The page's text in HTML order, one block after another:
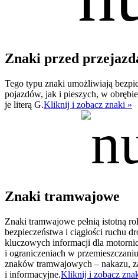
Znaki przed
Tego typu znaki umożliwiają
pojazdów, jak i pieszych, w
je literą G.Kliknij i zobacz znaki »
Znaki tramwajowe
Znaki tramwajowe pełnią istotną
bezpieczeństwa i ciągłości ruchu
kluczowych informacji dla
i ograniczeniach w
znaków tramwajowych – nakazu,
i informacyjne.Kliknij i zobacz